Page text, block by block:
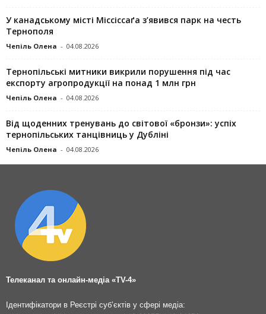
У канадському місті Міссіссаґа з’явився парк на честь
Тернополя
Чепіль Олена - 04.08.2026
Тернопільські митники викрили порушення під час
експорту агропродукції на понад 1 млн грн
Чепіль Олена - 04.08.2026
Від щоденних тренувань до світової «бронзи»: успіх
тернопільських танцівниць у Дубліні
Чепіль Олена - 04.08.2026
Телеканал та онлайн-медіа «TV-4»
Ідентифікатори в Реєстрі суб’єктів у сфері медіа: